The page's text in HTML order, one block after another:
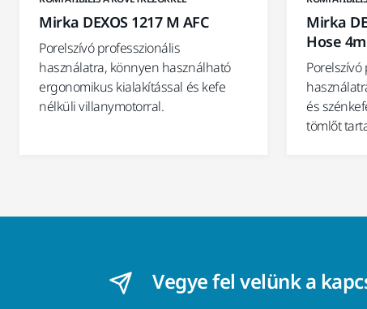
Mirka DEXOS 1217 M AFC
Porelszívó professzionális
használatra, könnyen használható
ergonomikus kialakítással és kefe
nélküli villanymotorral.
Mirka
Hose 4m
és
tömlőt
Vegye fel velünk a